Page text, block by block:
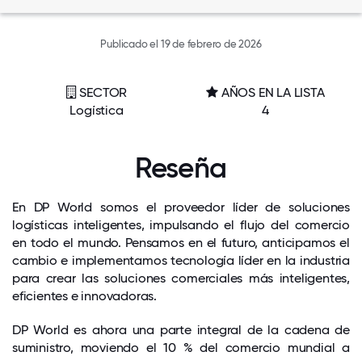
Publicado el 19 de febrero de 2026
SECTOR
Logística
AÑOS EN LA LISTA
4
Reseña
En DP World somos el proveedor líder de soluciones
logísticas inteligentes, impulsando el flujo del comercio
en todo el mundo. Pensamos en el futuro, anticipamos el
cambio e implementamos tecnología líder en la industria
para crear las soluciones comerciales más inteligentes,
eficientes e innovadoras.
DP World es ahora una parte integral de la cadena de
suministro, moviendo el 10 % del comercio mundial a